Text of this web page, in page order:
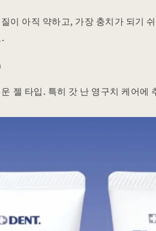
이 아직 약하고, 가장 충치가 되기
젤 타입. 특히 갓 난 영구치 케어에